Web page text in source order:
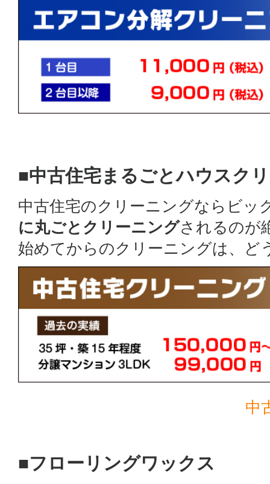
■中古住宅まるごとハウスク
中古住宅のクリーニングならビッ
に丸ごとクリーニングされるのが
始めてからのクリーニングは、ど
中
■フローリングワックス